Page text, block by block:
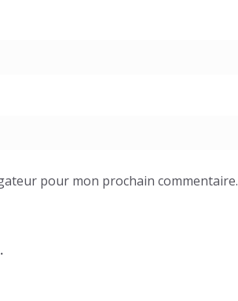
pour mon prochain commentaire.